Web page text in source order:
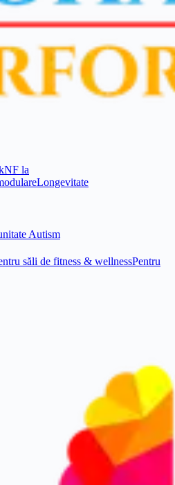
NF la
Longevitate
Autism
săli de fitness & wellnessPentru